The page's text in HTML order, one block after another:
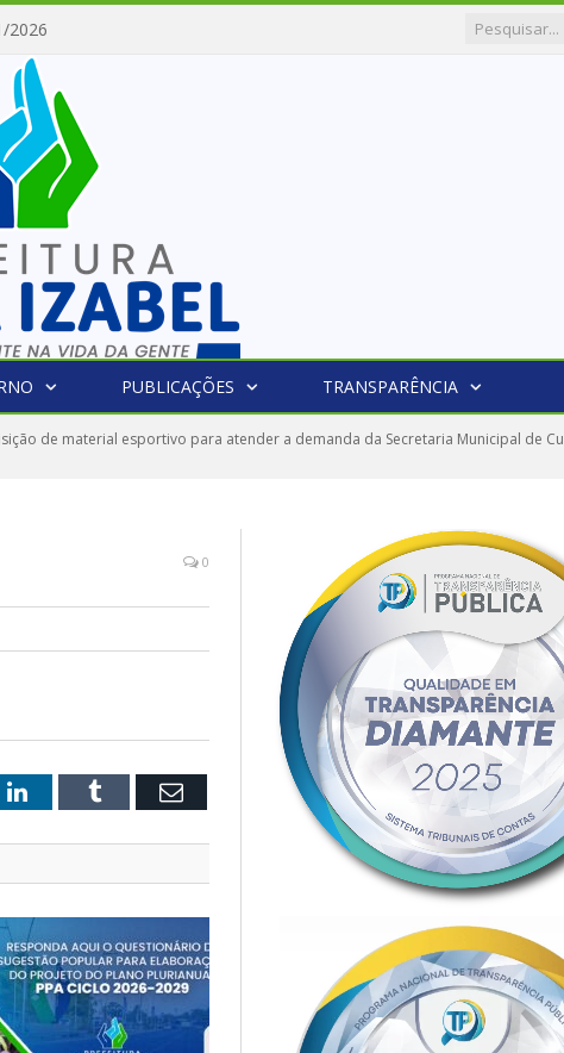
2026
PUBLICAÇÕES TRANSPARÊNCIA
de material esportivo para atender a demanda da Secretaria Municipal de
0
LinkedInTumblr Email